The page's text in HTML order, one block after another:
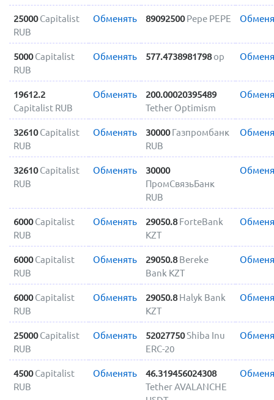
25000 Capitalist
RUB
Обменять 89092500 Pepe PEPE
5000 Capitalist
RUB
Обменять 577.4738981798op
19612.2
Capitalist RUB
Обменять
200.00020395489
Tether Optimism
32610 Capitalist
RUB
Обменять 30000 Газпромбанк
RUB
32610 Capitalist
RUB
Обменять
30000
ПромСвязьБанк
RUB
6000 Capitalist
RUB
Обменять 29050.8 ForteBank
KZT
6000 Capitalist
RUB
Обменять 29050.8 Bereke
Bank KZT
6000 Capitalist
RUB
Обменять 29050.8 Halyk Bank
KZT
25000 Capitalist
RUB
Обменять 52027750Shiba Inu
ERC-20
4500 Capitalist
RUB
Обменять
46.319456024308
Tether AVALANCHE